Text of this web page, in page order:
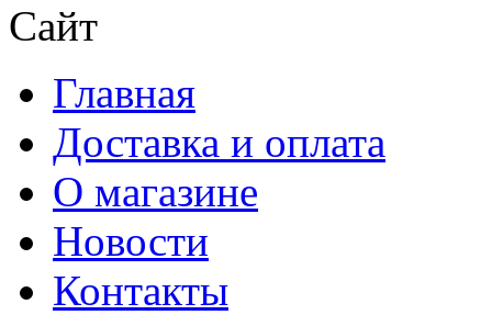
Сайт
Главная
Доставка и оплата
О магазине
Новости
Контакты